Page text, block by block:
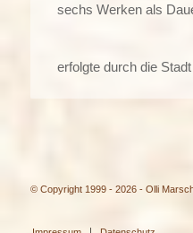
sechs Werken als
erfolgte durch die
© Copyright 1999 - 2026 - Olli